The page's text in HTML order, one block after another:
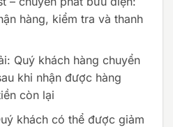
hàng, kiểm tra và thanh
Quý khách hàng chuyển
khi nhận được hàng
còn lại
khách có thể được giảm